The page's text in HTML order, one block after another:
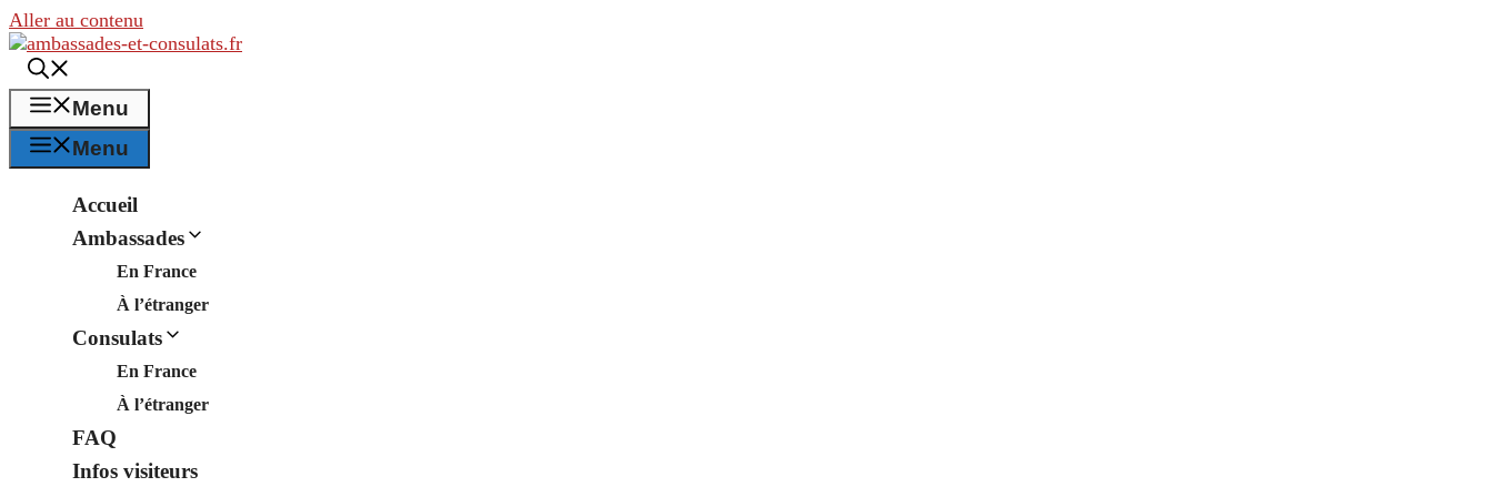
Aller au contenu
Menu
Menu
Accueil
Ambassades
En France
À l’étranger
Consulats
En France
À l’étranger
FAQ
Infos visiteurs